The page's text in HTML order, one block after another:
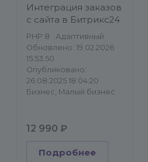
разработчиков/
Импорт/экспорт
Интеграция заказов
с сайта в Битрикс24
PHP 8
Адаптивный
Обновлено: 19.02.2026
15:53:50
Опубликовано:
26.08.2025 18:04:20
Бизнес, Малый бизнес
12 990 ₽
Подробнее